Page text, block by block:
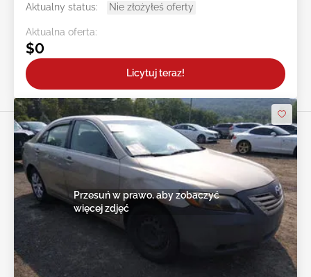
Aktualny status:
Nie złożyłeś oferty
Aktualna oferta:
$0
Licytuj teraz!
Przesuń w prawo, aby zobaczyć
więcej zdjęć